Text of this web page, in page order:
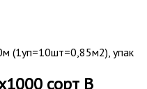
(1уп=10шт=0,85м2), упак
сорт В